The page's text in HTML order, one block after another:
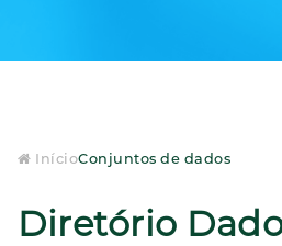
InícioConjuntos de dados
Diretório